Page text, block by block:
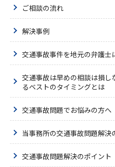
ご相談の流れ
解決事例
交通事故事件を地元の弁護士
交通事故は早めの相談は損
るベストのタイミングとは
交通事故問題でお悩みの方へ
当事務所の交通事故問題解決
交通事故問題解決のポイント